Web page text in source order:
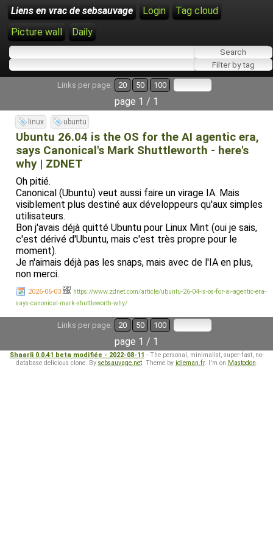
Liens en vrac de sebsauvage Login
Tag cloud
Picture wall
Daily
Links per page: 20 50 100
page 1 / 1
linux ubuntu
Ubuntu 26.04 is the OS for the AI agentic era,
says Canonical's Mark Shuttleworth - here's
why | ZDNET
Oh pitié.
Canonical (Ubuntu) veut aussi faire un virage IA. Mais
visiblement plus destiné aux développeurs qu'aux simples
utilisateurs.
Bon j'avais déjà quitté Ubuntu pour Linux Mint (oui je sais,
c'est dérivé d'Ubuntu, mais c'est très propre pour le
moment).
Je n'aimais déjà pas les snaps, mais avec de l'IA en plus,
non merci.
2026-06-03
https://www.zdnet.com/article/ubuntu-26-04-is-os-for-ai-agentic-era-
says-canonical-mark-shuttleworth-why/
Links per page: 20 50 100
page 1 / 1
Shaarli 0.0.41 beta modifiée - 2022-08-11 - The personal, minimalist, super-fast, no-
database delicious clone. By sebsauvage.net. Theme by idleman.fr. I'm on Mastodon.